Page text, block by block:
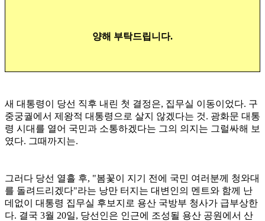
양해 부탁드립니다.
새 대통령이 당선 직후 내린 첫 결정은, 집무실 이동이었다. 구
중궁궐에서 제왕적 대통령으로 살지 않겠다는 것. 광화문 대통
령 시대를 열어 국민과 소통하겠다는 그의 의지는 그럴싸해 보
였다. 그때까지는.
그러다 당선 열흘 후, "봄꽃이 지기 전에 국민 여러분께 청와대
를 돌려드리겠다"라는 낭만 터지는 대변인의 멘트와 함께 난
데없이 대통령 집무실 후보지로 용산 국방부 청사가 급부상한
다. 결국 3월 20일, 당선인은 인근에 조성될 용산 공원에서 산